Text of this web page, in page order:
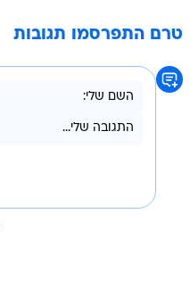
טרם התפרסמו תגובות